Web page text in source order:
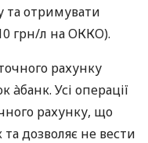
та отримувати
грн/л на ОККО).
рахунку
àбанк. Усі операції
рахунку, що
дозволяє не вести